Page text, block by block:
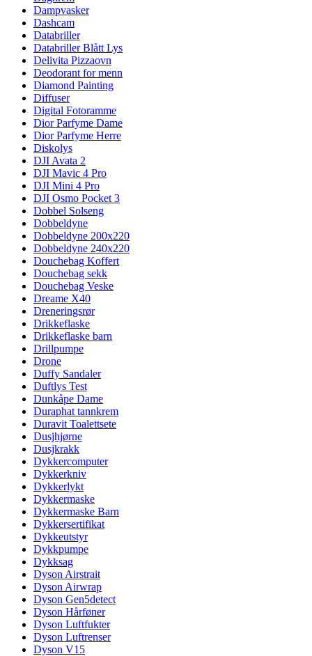
Dampvasker
Dashcam
Databriller
Databriller Blått Lys
Delivita Pizzaovn
Deodorant for menn
Diamond Painting
Diffuser
Digital Fotoramme
Dior Parfyme Dame
Dior Parfyme Herre
Diskolys
DJI Avata 2
DJI Mavic 4 Pro
DJI Mini 4 Pro
DJI Osmo Pocket 3
Dobbel Solseng
Dobbeldyne
Dobbeldyne 200x220
Dobbeldyne 240x220
Douchebag Koffert
Douchebag sekk
Douchebag Veske
Dreame X40
Dreneringsrør
Drikkeflaske
Drikkeflaske barn
Drillpumpe
Drone
Duffy Sandaler
Duftlys Test
Dunkåpe Dame
Duraphat tannkrem
Duravit Toalettsete
Dusjhjørne
Dusjkrakk
Dykkercomputer
Dykkerkniv
Dykkerlykt
Dykkermaske
Dykkermaske Barn
Dykkersertifikat
Dykkeutstyr
Dykkpumpe
Dykksag
Dyson Airstrait
Dyson Airwrap
Dyson Gen5detect
Dyson Hårføner
Dyson Luftfukter
Dyson Luftrenser
Dyson V15